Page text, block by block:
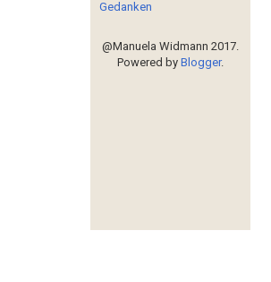
Gedanken
@Manuela Widmann 2017.
Powered by Blogger.